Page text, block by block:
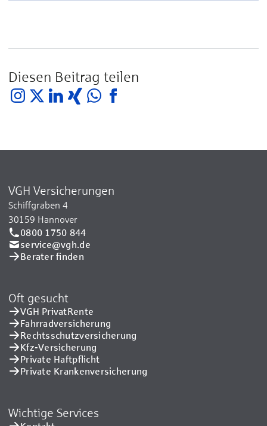
Diesen Beitrag teilen
VGH Versicherungen
Schiffgraben 4
30159 Hannover
0800 1750 844
service@vgh.de
Berater finden
Oft gesucht
VGH PrivatRente
Fahrradversicherung
Rechtsschutzversicherung
Kfz-Versicherung
Private Haftpflicht
Private Kranken­versicherung
Wichtige Services